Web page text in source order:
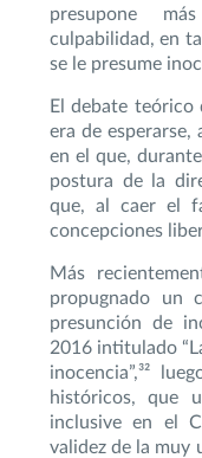
presupone
culpabilidad, en
se le presume
El debate teórico
era de
en el que,
postura de la
que, al caer el
concepciones
Más
propugnado un
presunción de
2016 intitulado
inocencia”,³²
históricos, que
inclusive en el
validez de la muy